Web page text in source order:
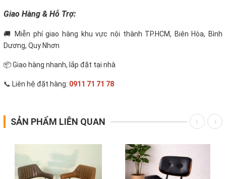
Giao Hàng & Hỗ Trợ:
🚚 Miễn phí giao hàng khu vực nội thành TP.HCM, Biên Hòa, Bình
Dương, Quy Nhơn
📦 Giao hàng nhanh, lắp đặt tại nhà
📞 Liên hệ đặt hàng: 0911 71 71 78
SẢN PHẨM LIÊN QUAN